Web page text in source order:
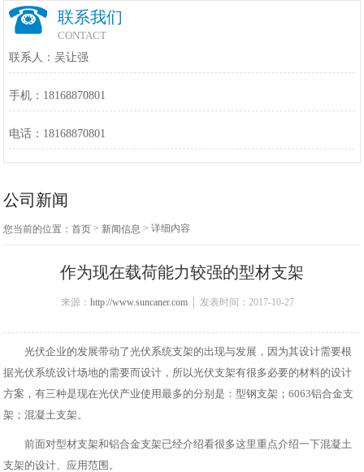
联系我们
CONTACT
联系人：吴让强
手机：18168870801
电话：18168870801
公司新闻
您当前的位置：首页 > 新闻信息 > 详细内容
作为现在载荷能力较强的型材支架
来源： http://www.suncaner.com│ 发表时间：2017-10-27
光伏企业的发展带动了光伏系统支架的出现与发展，因为其设计需要根
据光伏系统设计场地的需要而设计，所以光伏支架有很多必要的材料的设计
方案，有三种是现在光伏产业使用最多的分别是：型钢支架；6063铝合金支
架；混凝土支架。
前面对型材支架和铝合金支架已经介绍看很多这里重点介绍一下混凝土
支架的设计、应用范围。